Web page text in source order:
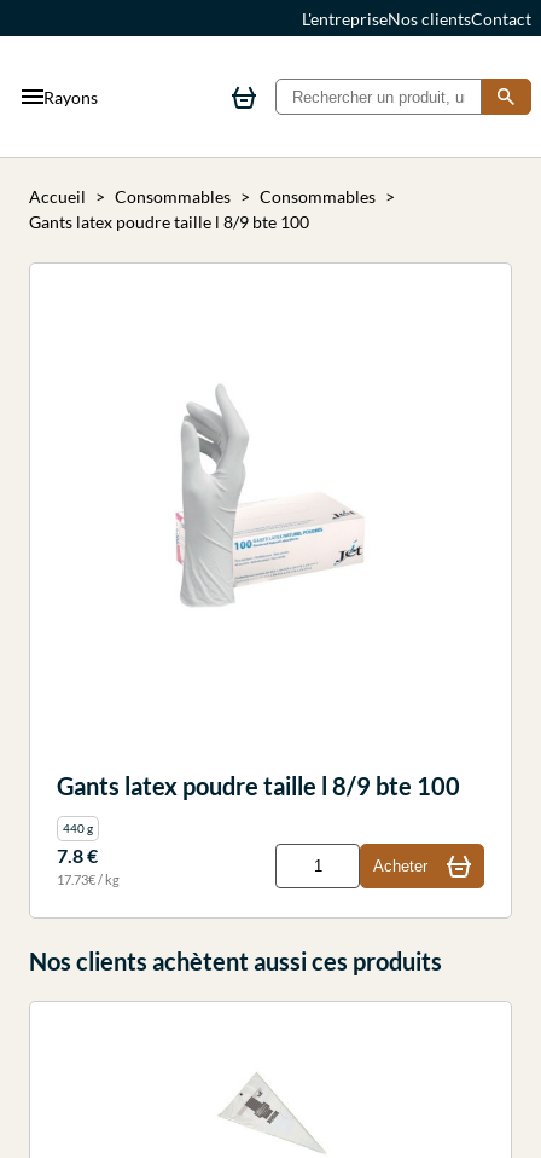
L'entrepriseNos clientsContact
Rayons
Accueil Consommables
Consommables
Gants latex poudre taille l 8/9 bte 100
Gants latex poudre taille l 8/9 bte 100
440 g
7.8 €
17.73€ / kg
Acheter
Nos clients achètent aussi ces produits